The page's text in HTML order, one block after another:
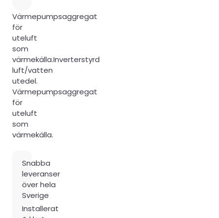
Värmepumpsaggregat
för
uteluft
som
värmekälla.Inverterstyrd
luft/vatten
utedel.
Värmepumpsaggregat
för
uteluft
som
värmekälla.
Snabba
leveranser
över hela
Sverige
Installerat